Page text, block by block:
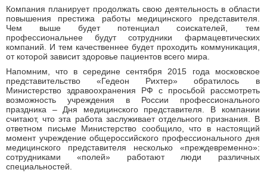
Компания планирует продолжать свою деятельность в области
повышения престижа работы медицинского представителя.
Чем выше будет потенциал соискателей, тем
профессиональнее будут сотрудники фармацевтических
компаний. И тем качественнее будет проходить коммуникация,
от которой зависит здоровье пациентов всего мира.
Напомним, что в середине сентября 2015 года московское
представительство «Гедеон Рихтер» обратилось в
Министерство здравоохранения РФ с просьбой рассмотреть
возможность учреждения в России профессионального
праздника – Дня медицинского представителя. В компании
считают, что эта работа заслуживает отдельного признания. В
ответном письме Министерство сообщило, что в настоящий
момент учреждение общероссийского профессионального дня
медицинского представителя несколько «преждевременно»:
сотрудниками «полей» работают люди различных
специальностей.